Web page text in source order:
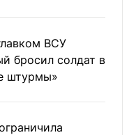
ВСУ
бросил солдат в
штурмы»